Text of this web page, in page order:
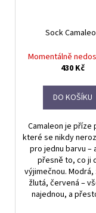
Sock
Momentálně
430 Kč
DO KOŠÍKU
Camaleon je příze
které se nikdy
pro jednu barvu –
přesně to, co ji
výjimečnou. Modrá,
žlutá, červená –
najednou, a